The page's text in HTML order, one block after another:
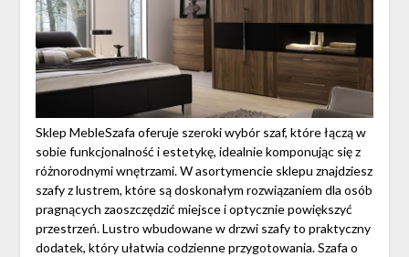
Sklep MebleSzafa oferuje szeroki wybór szaf, które łączą w
sobie funkcjonalność i estetykę, idealnie komponując się z
różnorodnymi wnętrzami. W asortymencie sklepu znajdziesz
szafy z lustrem, które są doskonałym rozwiązaniem dla osób
pragnących zaoszczędzić miejsce i optycznie powiększyć
przestrzeń. Lustro wbudowane w drzwi szafy to praktyczny
dodatek, który ułatwia codzienne przygotowania. Szafa o